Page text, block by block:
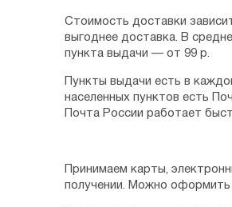
Стоимость доставки
выгоднее доставка. В
пункта выдачи — от 99 р.
Пункты выдачи есть в
населенных пунктов есть
Почта России работает
Принимаем карты,
получении. Можно оформить